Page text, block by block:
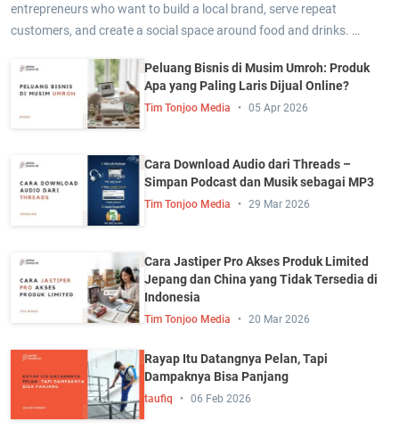
entrepreneurs who want to build a local brand, serve repeat
customers, and create a social space around food and drinks. …
Peluang Bisnis di Musim Umroh: Produk
Apa yang Paling Laris Dijual Online?
Tim Tonjoo Media 05 Apr 2026
Cara Download Audio dari Threads –
Simpan Podcast dan Musik sebagai MP3
Tim Tonjoo Media 29 Mar 2026
Cara Jastiper Pro Akses Produk Limited
Jepang dan China yang Tidak Tersedia di
Indonesia
Tim Tonjoo Media 20 Mar 2026
Rayap Itu Datangnya Pelan, Tapi
Dampaknya Bisa Panjang
taufiq 06 Feb 2026